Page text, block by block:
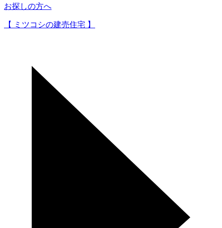
お探しの方へ
【 ミツコシの建売住宅 】